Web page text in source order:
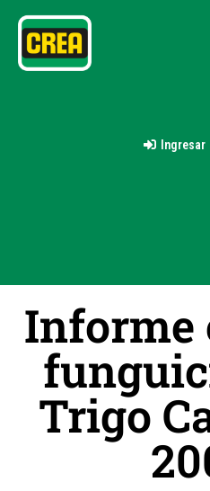
Ingresar
Informe
Trigo